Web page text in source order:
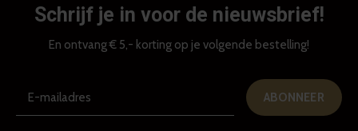
Schrijf je in voor de nieuwsbrief!
En ontvang € 5,- korting op je volgende bestelling!
ABONNEER